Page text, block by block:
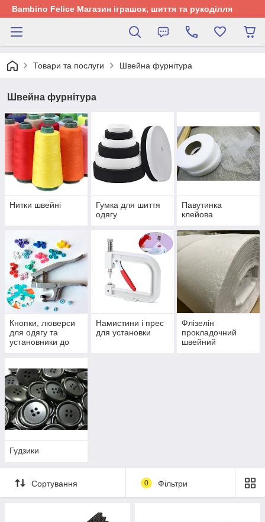
Bambino Felice Магазин іграшок, шиття та рукоділля
Товари та послуги Швейна фурнітура
Швейна фурнітура
Нитки швейні
Гумка для шиття
одягу
Павутинка
клейова
Кнопки, люверси
для одягу та
установники до
Намистини і прес
для установки
Флізелін
прокладочний
швейний
Гудзики
Сортування 0 Фільтри